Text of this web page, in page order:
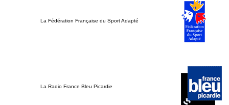
La Fédération Française du Sport Adapté
La Radio France Bleu Picardie